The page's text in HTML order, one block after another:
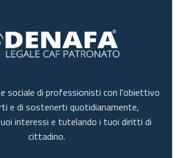
sociale di professionisti con l'obiettivo
e di sostenerti quotidianamente,
interessi e tutelando i tuoi diritti di
cittadino.